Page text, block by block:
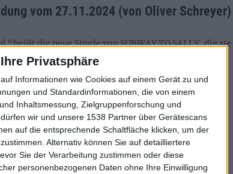
Privatsphäre
Informationen wie Cookies auf einem Gerät zu und
und Standardinformationen, die von einem
Inhaltsmessung, Zielgruppenforschung und
wir und unsere 1538 Partner über Gerätescans
auf die entsprechende Schaltfläche klicken, um der
Alternativ können Sie auf detailliertere
Sie der Verarbeitung zustimmen oder diese
personenbezogenen Daten ohne Ihre Einwilligung
vom 27.11.2024 (von Oliver Schreyer)
“heißt die neue Single von SUBWAY TO SALLY, die sie
WARKINGS zelebrieren.
in gewohnter SUBWAY TO SALLY-Manier
einem mitreißenden Refrain und Gesang, der zu
ansetzt und bietet einen Vorgeschmack auf das
„Post Mortem“, das am 20.12.2024 via Napalm
wird.
zur neuen Single: